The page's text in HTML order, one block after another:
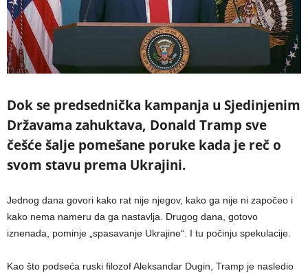
Dok se predsednička kampanja u Sjedinjenim
Državama zahuktava, Donald Tramp sve
češće šalje pomešane poruke kada je reč o
svom stavu prema Ukrajini.
Jednog dana govori kako rat nije njegov, kako ga nije ni započeo i
kako nema nameru da ga nastavlja. Drugog dana, gotovo
iznenada, pominje „spasavanje Ukrajine“. I tu počinju spekulacije.
Kao što podseća ruski filozof Aleksandar Dugin, Tramp je nasledio